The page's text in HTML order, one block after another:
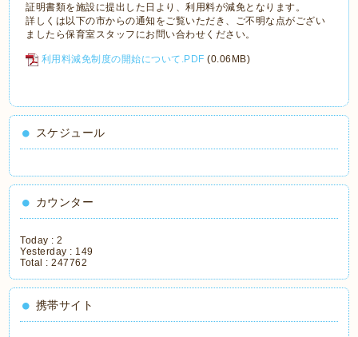
証明書類を施設に提出した日より、利用料が減免となります。
詳しくは以下の市からの通知をご覧いただき、ご不明な点がござい
ましたら保育室スタッフにお問い合わせください。
利用料減免制度の開始について.PDF (0.06MB)
スケジュール
カウンター
Today :2
Yesterday : 149
Total :247762
携帯サイト